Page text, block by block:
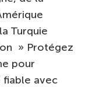
Turquie
» Protégez
pour
fiable avec